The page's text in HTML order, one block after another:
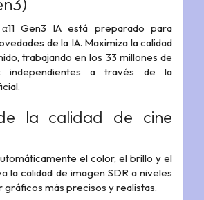
Gen3 IA está preparado para
de la IA. Maximiza la calidad
trabajando en los 33 millones de
independientes a través de la
la calidad de cine
el color, el brillo y el
la calidad de imagen SDR a niveles
gráficos más precisos y realistas.